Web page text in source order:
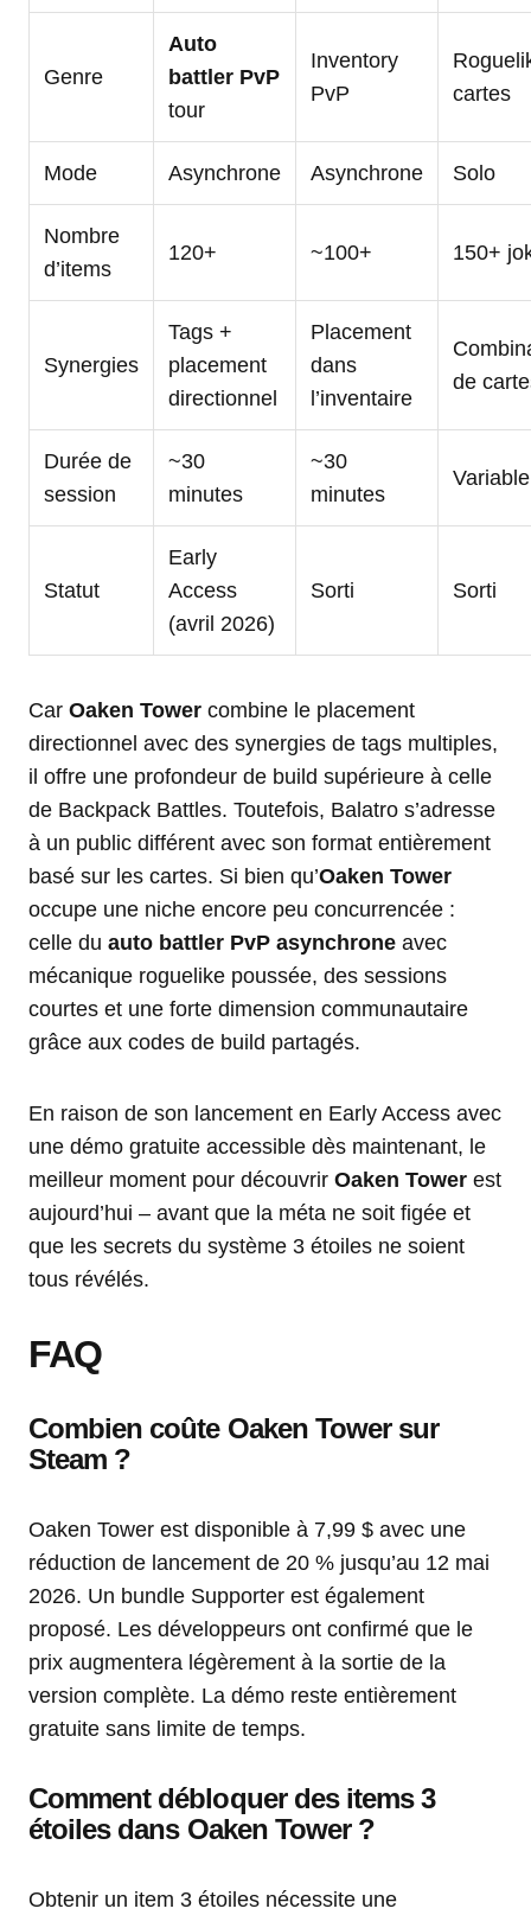
Genre
Auto
battler PvP
tour
Inventory
PvP
cartes
Mode Asynchrone Asynchrone Solo
Nombre
d’items
120+ ~100+ 150+
Synergies
Tags +
placement
directionnel
Placement
dans
l’inventaire
de
Durée de
session
~30
minutes
~30
minutes
Variable
Statut
Early
Access
(avril 2026)
Sorti Sorti
Car Oaken Tower combine le placement
directionnel avec des synergies de tags multiples,
il offre une profondeur de build supérieure à celle
de Backpack Battles. Toutefois, Balatro s’adresse
à un public différent avec son format entièrement
basé sur les cartes. Si bien qu’Oaken Tower
occupe une niche encore peu concurrencée :
celle du auto battler PvP asynchrone avec
mécanique roguelike poussée, des sessions
courtes et une forte dimension communautaire
grâce aux codes de build partagés.
En raison de son lancement en Early Access avec
une démo gratuite accessible dès maintenant, le
meilleur moment pour découvrir Oaken Tower est
aujourd’hui – avant que la méta ne soit figée et
que les secrets du système 3 étoiles ne soient
tous révélés.
FAQ
Combien coûte Oaken Tower sur
Steam ?
Oaken Tower est disponible à 7,99 $ avec une
réduction de lancement de 20 % jusqu’au 12 mai
2026. Un bundle Supporter est également
proposé. Les développeurs ont confirmé que le
prix augmentera légèrement à la sortie de la
version complète. La démo reste entièrement
gratuite sans limite de temps.
Comment débloquer des items 3
étoiles dans Oaken Tower ?
Obtenir un item 3 étoiles nécessite une